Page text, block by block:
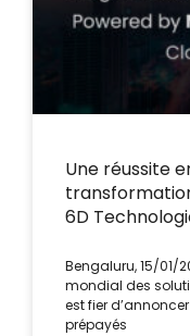
Une réussite
6D
Bengaluru, 15/01/
mondial des
est fier
prépayés